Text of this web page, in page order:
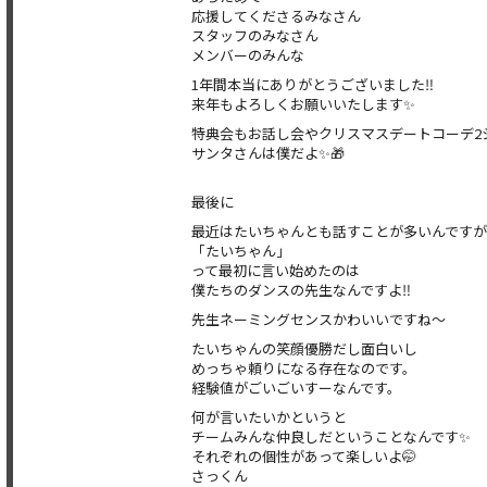
応援してくださるみなさん
スタッフのみなさん
メンバーのみんな
1年間本当にありがとうございました‼️
来年もよろしくお願いいたします✨
特典会もお話し会やクリスマスデートコーデ
サンタさんは僕だよ✨🎁
最後に
最近はたいちゃんとも話すことが多いんですが
「たいちゃん」
って最初に言い始めたのは
僕たちのダンスの先生なんですよ‼️
先生ネーミングセンスかわいいですね〜
たいちゃんの笑顔優勝だし面白いし
めっちゃ頼りになる存在なのです。
経験値がごいごいすーなんです。
何が言いたいかというと
チームみんな仲良しだということなんです✨
それぞれの個性があって楽しいよ🤭
さっくん